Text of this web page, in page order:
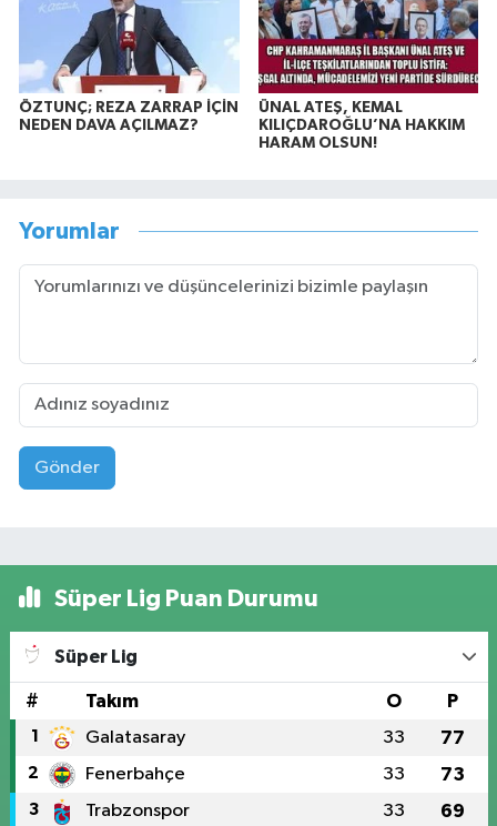
ÖZTUNÇ; REZA ZARRAP İÇİN
NEDEN DAVA AÇILMAZ?
ÜNAL ATEŞ, KEMAL
KILIÇDAROĞLU’NA HAKKIM
HARAM OLSUN!
Yorumlar
Gönder
Süper Lig Puan Durumu
Süper Lig
# Takım O P
1 Galatasaray 33 77
2 Fenerbahçe 33 73
3 Trabzonspor 33 69